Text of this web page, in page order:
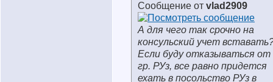
Сообщение от vlad2909
А для чего так срочно на
консульский учет
Если буду отказываться от
гр. РУз, все равно придется
ехать в посольство РУз в